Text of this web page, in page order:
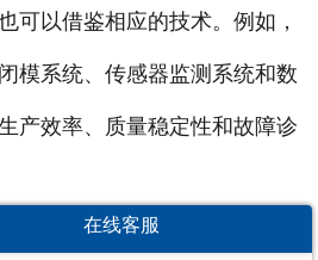
可以借鉴相应的技术。例如，
模系统、传感器监测系统和数
产效率、质量稳定性和故障诊
包括材料选用、结构强度、
在线客服